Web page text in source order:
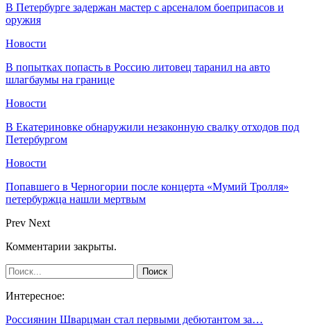
В Петербурге задержан мастер с арсеналом боеприпасов и
оружия
Новости
В попытках попасть в Россию литовец таранил на авто
шлагбаумы на границе
Новости
В Екатериновке обнаружили незаконную свалку отходов под
Петербургом
Новости
Попавшего в Черногории после концерта «Мумий Тролля»
петербуржца нашли мертвым
Prev Next
Комментарии закрыты.
Интересное:
Россиянин Шварцман стал первыми дебютантом за…